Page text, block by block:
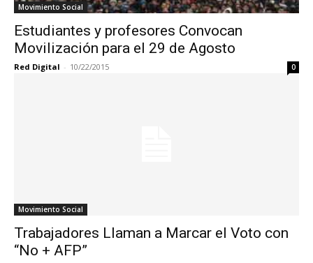
Movimiento Social
Estudiantes y profesores Convocan
Movilización para el 29 de Agosto
Red Digital - 10/22/2015 0
Movimiento Social
Trabajadores Llaman a Marcar el Voto con
“No + AFP”